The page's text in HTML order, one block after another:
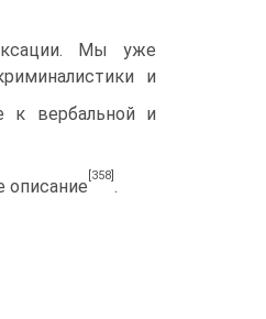
Мы уже
и
к вер­бальной и
описание
[358]
.